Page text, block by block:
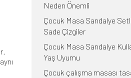
Neden Önemli
Çocuk Masa Sandalye
Sade Çizgiler
Çocuk Masa Sandalye
Yaş Uyumu
Çocuk çalışma masası